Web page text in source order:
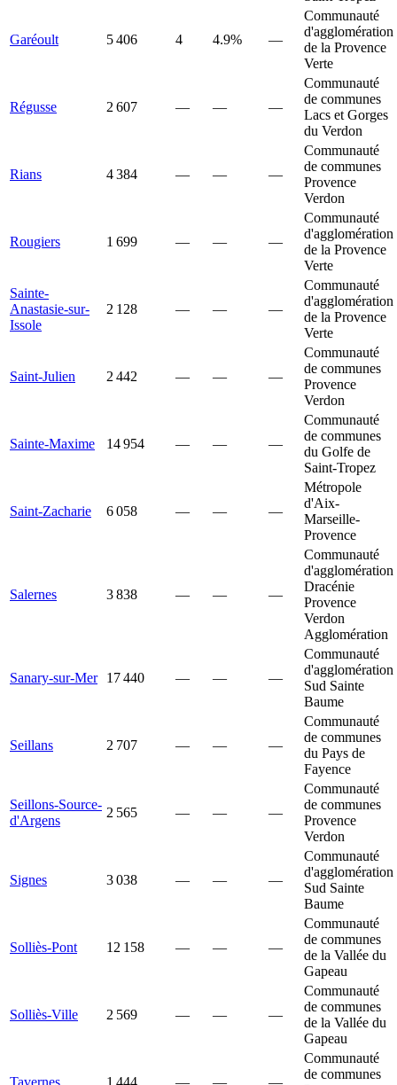
Garéoult 5 406 4 4.9% —
Communauté
d'agglomération
de la Provence
Verte
Régusse 2 607 — — —
Communauté
de communes
Lacs et Gorges
du Verdon
Rians 4 384 — — —
Communauté
de communes
Provence
Verdon
Rougiers 1 699 — — —
Communauté
d'agglomération
de la Provence
Verte
Sainte-
Anastasie-sur-
Issole
2 128 — — —
Communauté
d'agglomération
de la Provence
Verte
Saint-Julien 2 442 — — —
Communauté
de communes
Provence
Verdon
Sainte-Maxime 14 954 — — —
Communauté
de communes
du Golfe de
Saint-Tropez
Saint-Zacharie 6 058 — — —
Métropole
d'Aix-
Marseille-
Provence
Salernes 3 838 — — —
Communauté
d'agglomération
Dracénie
Provence
Verdon
Agglomération
Sanary-sur-Mer 17 440 — — —
Communauté
d'agglomération
Sud Sainte
Baume
Seillans 2 707 — — —
Communauté
de communes
du Pays de
Fayence
Seillons-Source-
d'Argens
2 565 — — —
Communauté
de communes
Provence
Verdon
Signes 3 038 — — —
Communauté
d'agglomération
Sud Sainte
Baume
Solliès-Pont 12 158 — — —
Communauté
de communes
de la Vallée du
Gapeau
Solliès-Ville 2 569 — — —
Communauté
de communes
de la Vallée du
Gapeau
Tavernes 1 444 — — —
Communauté
de communes